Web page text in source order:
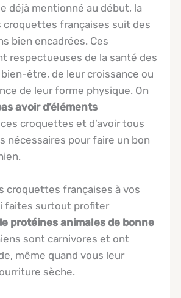
déjà mentionné au début, la
croquettes françaises suit des
bien encadrées. Ces
respectueuses de la santé des
être, de leur croissance ou
de leur forme physique. On
avoir d’éléments
croquettes et d’avoir tous
nécessaires pour faire un bon
croquettes françaises à vos
faites surtout profiter
protéines animales de bonne
sont carnivores et ont
même quand vous leur
sèche.